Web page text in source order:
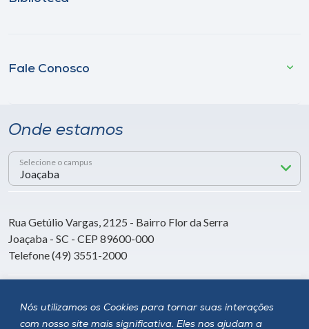
Nós utilizamos os Cookies para tornar suas interações
com nosso site mais significativa. Eles nos ajudam a
Fale Conosco
Onde estamos
Selecione o campus
Rua Getúlio Vargas, 2125 - Bairro Flor da Serra
Joaçaba - SC - CEP 89600-000
Telefone (49) 3551-2000
Siga a Unoesc